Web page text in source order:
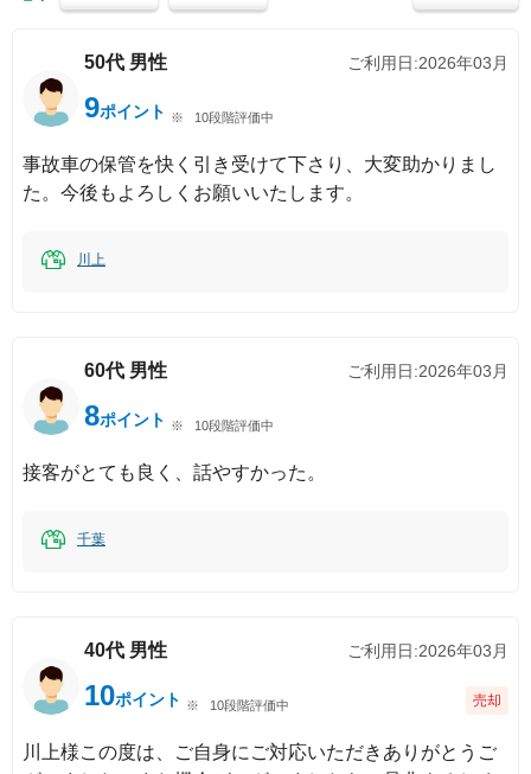
50代 男性 ご利用日:2026年03月
9ポイント 10段階評価中
事故車の保管を快く引き受けて下さり、大変助かりまし
た。今後もよろしくお願いいたします。
川上
60代 男性 ご利用日:2026年03月
8ポイント 10段階評価中
接客がとても良く、話やすかった。
千葉
40代 男性 ご利用日:2026年03月
10ポイント 10段階評価中 売却
川上様この度は、ご自身にご対応いただきありがとうご